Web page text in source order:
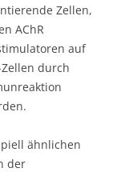
Zellen,
AChR
auf
durch
ähnlichen
der